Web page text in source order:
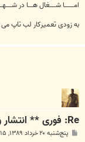
امــــــــا شـــــغال هــــا در
به زودی تعمیرکار لب تاپ
Re: فوری ** انتشار ویدئوی محرمانه دانشمند ربوده شده ایرانی
پ پنج‌شنبه ۲۰ خرداد ۱۳۸۹, ۱۲:۱۵ ق.ظ